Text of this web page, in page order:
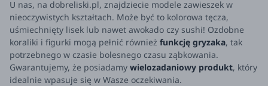
U nas, na dobreliski.pl, znajdziecie modele zawieszek w
nieoczywistych kształtach. Może być to kolorowa tęcza,
uśmiechnięty lisek lub nawet awokado czy sushi! Ozdobne
koraliki i figurki mogą pełnić również funkcję gryzaka, tak
potrzebnego w czasie bolesnego czasu ząbkowania.
Gwarantujemy, że posiadamy wielozadaniowy produkt, który
idealnie wpasuje się w Wasze oczekiwania.